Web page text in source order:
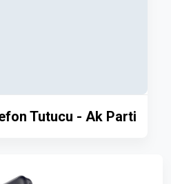
Tutucu - Ak Parti